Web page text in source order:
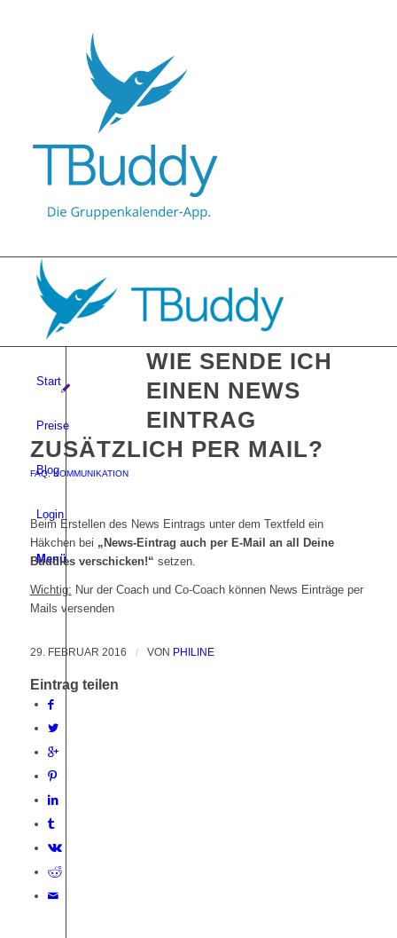
Start
Preise
Blog
Login
Menü
WIE SENDE ICH
EINEN NEWS
EINTRAG
ZUSÄTZLICH PER MAIL?
FAQ,KOMMUNIKATION
Beim Erstellen des News Eintrags unter dem Textfeld ein
Häkchen bei „News-Eintrag auch per E-Mail an all Deine
Buddies verschicken!“ setzen.
Wichtig: Nur der Coach und Co-Coach können News Einträge per
Mails versenden
29. FEBRUAR 2016 / VON PHILINE
Eintrag teilen